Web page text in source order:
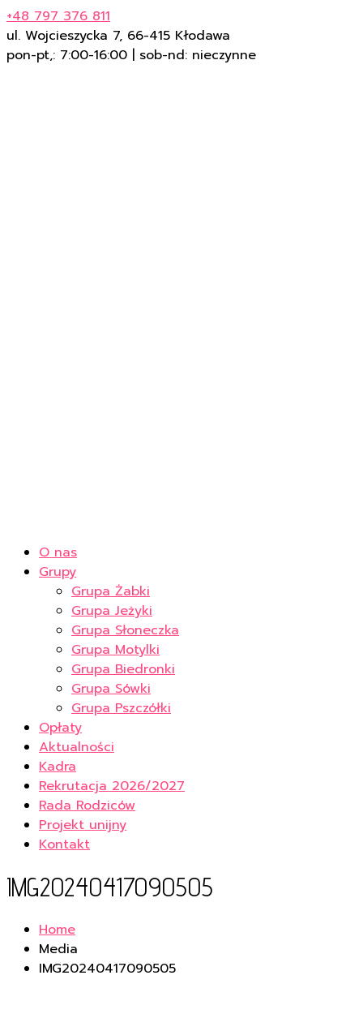
+48 797 376 811
ul. Wojcieszycka 7, 66-415 Kłodawa
pon-pt,: 7:00-16:00 | sob-nd: nieczynne
O nas
Grupy
Grupa Żabki
Grupa Jeżyki
Grupa Słoneczka
Grupa Motylki
Grupa Biedronki
Grupa Sówki
Grupa Pszczółki
Opłaty
Aktualności
Kadra
Rekrutacja 2026/2027
Rada Rodziców
Projekt unijny
Kontakt
IMG20240417090505
Home
Media
IMG20240417090505